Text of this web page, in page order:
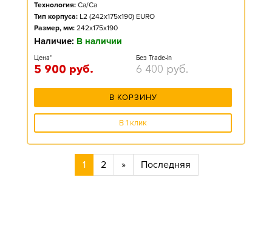
Технология: Ca/Ca
Тип корпуса: L2 (242x175x190) EURO
Размер, мм: 242x175x190
Наличие: В наличии
Цена*
5 900 руб.
Без Trade-in
6 400 руб.
В КОРЗИНУ
В 1 клик
1 2 » Последняя